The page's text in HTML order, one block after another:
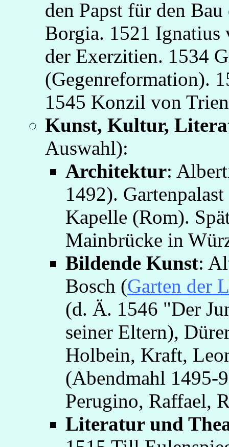
den Papst für den
Borgia. 1521
der Exerzitien. 1534
(Gegenreformation).
1545 Konzil von
Kunst, Kultur,
Auswahl):
Architektur:
1492).
Kapelle (Rom).
Mainbrücke in
Bildende Kunst:
Bosch (Garten der
(d. Ä. 1546 "Der
seiner Eltern),
Holbein, Kraft,
(Abendmahl 1495-
Perugino, Raffael,
Literatur und